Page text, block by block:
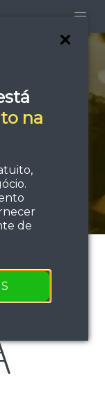
na
de
em
internet e